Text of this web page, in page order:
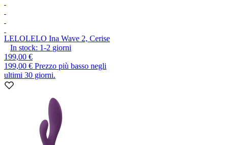
LELOLELO Ina Wave 2, Cerise
In stock: 1-2 giorni
199,00 €
199,00 € Prezzo più basso negli
ultimi 30 giorni.